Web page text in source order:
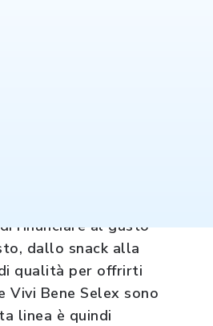
rinunciare al gusto
dallo snack alla
qualità per offrirti
Vivi Bene Selex sono
linea è quindi